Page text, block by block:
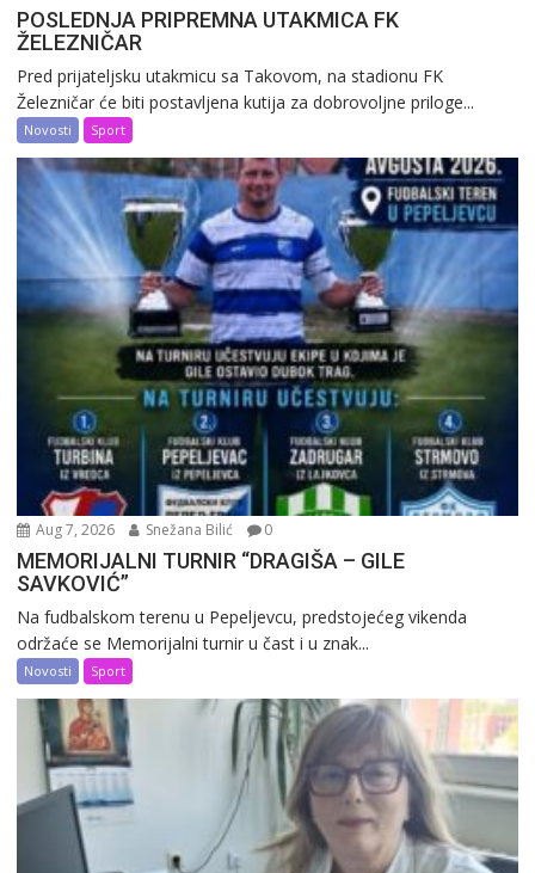
POSLEDNJA PRIPREMNA UTAKMICA FK
ŽELEZNIČAR
Pred prijateljsku utakmicu sa Takovom, na stadionu FK
Železničar će biti postavljena kutija za dobrovoljne priloge...
Novosti Sport
Aug 7, 2026 Snežana Bilić 0
MEMORIJALNI TURNIR “DRAGIŠA – GILE
SAVKOVIĆ”
Na fudbalskom terenu u Pepeljevcu, predstojećeg vikenda
održaće se Memorijalni turnir u čast i u znak...
Novosti Sport